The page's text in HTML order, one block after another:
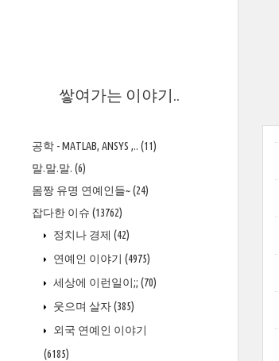
쌓여가는 이야기..
공학 - MATLAB, ANSYS ,.. (11)
말.말.말. (6)
몸짱 유명 연예인들~(24)
잡다한 이슈 (13762)
정치나 경제 (42)
연예인 이야기 (4975)
세상에 이런일이;; (70)
웃으며 살자(385)
외국 연예인 이야기
(6185)